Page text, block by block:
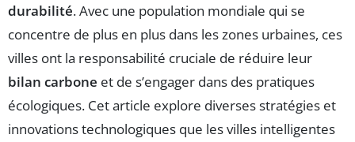
durabilité. Avec une population mondiale qui se
concentre de plus en plus dans les zones urbaines, ces
villes ont la responsabilité cruciale de réduire leur
bilan carbone et de s’engager dans des pratiques
écologiques. Cet article explore diverses stratégies et
innovations technologiques que les villes intelligentes